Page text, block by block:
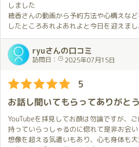
た！
僕がやりたいと言っていたこと、出来るこ
れて、時間感覚が狂うくらい。しかも、
で、たっぷり楽しんだのに、えっ！まだ時
の？と感じるほどでした💕
いろいろな場所でいろいろなことを楽し
けでも十分なのに、ごはんもご一緒しても
くら☺️
これをしあわせと言わずになんと言いま
これだからほのかちゃん詣はやめられな
しました
穂香さんの動画から予約方法や心構えな
したところあれよあれよと今日を迎えまし
送迎の方、お店の方はとても丁寧な対応を
初めてな私でもリラックス出来ました。
いざご対面の折、本物の穂香さんを目の
美しさと神々しさで稲妻にでも撃たれた
感が一気に高まり頭の中が真っ白に。
そんな私を察してか、会話の時間をしっか
げで、緊張の糸はゆっくりとほぐれ、夢の
けです。
何も知らない私を優しく柔らかく妖艶に導
ryuさんの口コミ
訪問日： 2025年07月15日
5
お話し聞いてもらってありがと
YouTubeを拝見してお顔は勿論ですが、
持っていらっしゃるのに惚れて是非お会い
想像を超える気遣いもあり、心も身体も大